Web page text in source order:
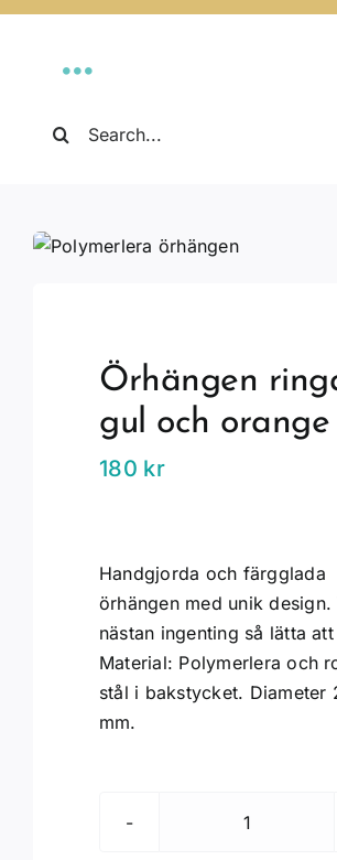
Fortsätt
innehållet
efter:Navigation
Hem
Om Salt Design
Örhängen
gul och orange
180 kr
Handgjorda och färgglada
örhängen med unik design.
nästan ingenting så lätta
Material: Polymerlera och
stål i bakstycket. Diameter
mm.
Örhängen